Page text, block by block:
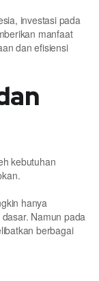
investasi pada
manfaat
dan efisiensi
kebutuhan
hanya
Namun pada
berbagai